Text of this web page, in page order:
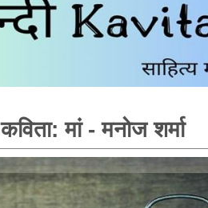
कविता: मां - मनोज शर्मा